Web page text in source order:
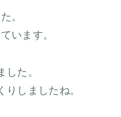
。
います。
した。
しましたね。